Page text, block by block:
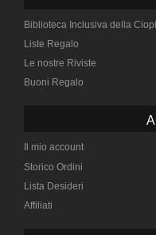
Biblioteca Inclusiva della Ciopi
Liste Regalo
Le nostre Riviste
Buoni Regalo
Il mio account
Storico Ordini
Lista Desideri
Affiliati